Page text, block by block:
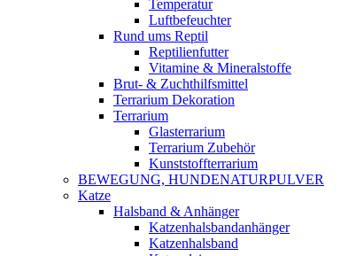
Temperatur
Luftbefeuchter
Rund ums Reptil
Reptilienfutter
Vitamine & Mineralstoffe
Brut- & Zuchthilfsmittel
Terrarium Dekoration
Terrarium
Glasterrarium
Terrarium Zubehör
Kunststoffterrarium
BEWEGUNG, HUNDENATURPULVER
Katze
Halsband & Anhänger
Katzenhalsbandanhänger
Katzenhalsband